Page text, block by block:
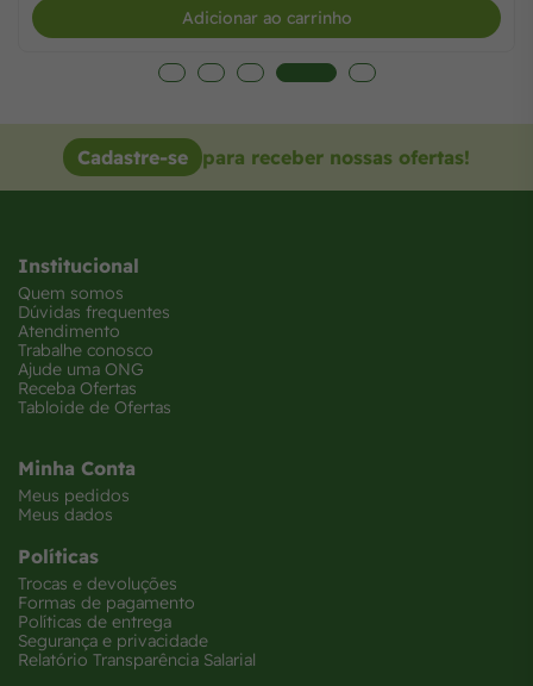
Adicionar ao carrinho
Cadastre-se para receber nossas ofertas!
Institucional
Quem somos
Dúvidas frequentes
Atendimento
Trabalhe conosco
Ajude uma ONG
Receba Ofertas
Tabloide de Ofertas
Minha Conta
Meus pedidos
Meus dados
Políticas
Trocas e devoluções
Formas de pagamento
Políticas de entrega
Segurança e privacidade
Relatório Transparência Salarial